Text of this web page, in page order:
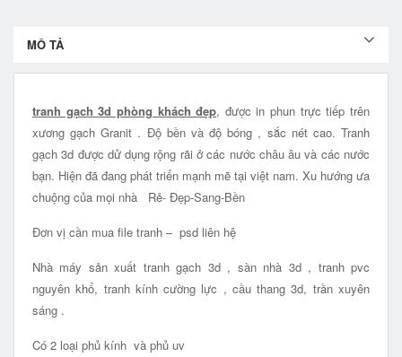
MÔ TẢ
tranh gạch 3d phòng khách đẹp, được in phun trực tiếp trên
xương gạch Granit . Độ bền và độ bóng , sắc nét cao. Tranh
gạch 3d được dử dụng rộng rãi ở các nước châu âu và các nước
bạn. Hiện đã đang phát triển mạnh mẽ tại việt nam. Xu hướng ưa
chuộng của mọi nhà Rẻ- Đẹp-Sang-Bền
Đơn vị cần mua file tranh – psd liên hệ
Nhà máy sản xuất tranh gạch 3d , sàn nhà 3d , tranh pvc
nguyên khổ, tranh kính cường lực , cầu thang 3d, trần xuyên
sáng .
Có 2 loại phủ kính và phủ uv